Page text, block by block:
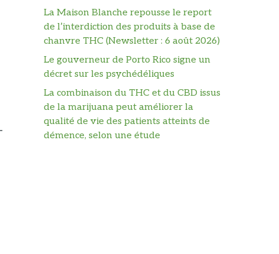
La Maison Blanche repousse le report
de l’interdiction des produits à base de
chanvre THC (Newsletter : 6 août 2026)
Le gouverneur de Porto Rico signe un
décret sur les psychédéliques
La combinaison du THC et du CBD issus
de la marijuana peut améliorer la
qualité de vie des patients atteints de
démence, selon une étude